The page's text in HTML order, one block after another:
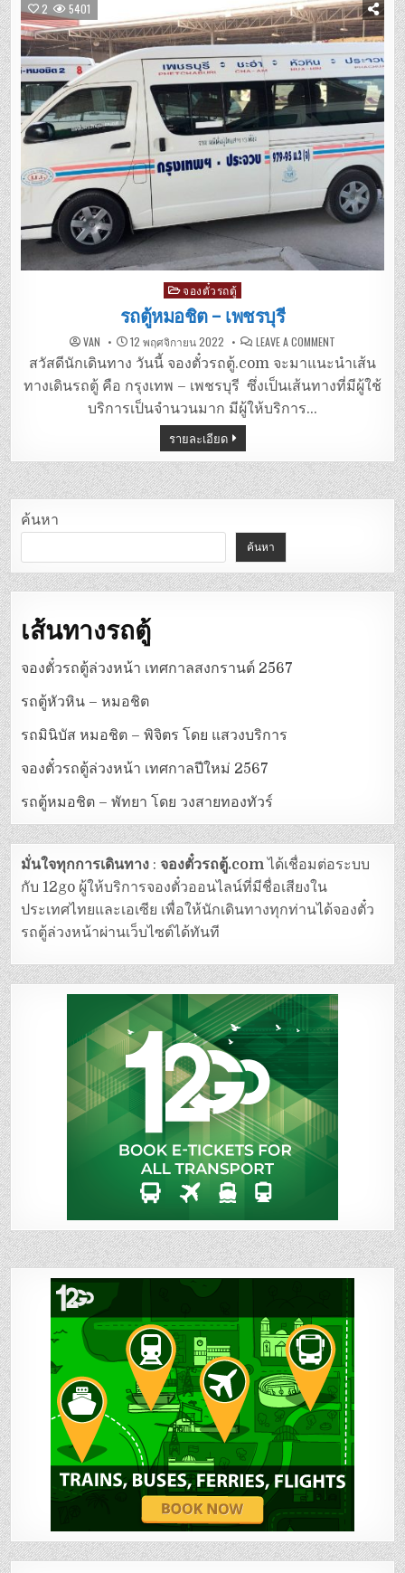
2 5401
Posted
in
จองตั๋วรถตู้
รถตู้หมอชิต – เพชรบุรี
VAN 12 พฤศจิกายน 2022 LEAVE A COMMENT
ตู้
หมอชิต
–
เพชรบุรี
สวัสดีนักเดินทาง วันนี้ จองตั๋วรถตู้.com จะมาแนะนำเส้น
ทางเดินรถตู้ คือ กรุงเทพ – เพชรบุรี ซึ่งเป็นเส้นทางที่มีผู้ใช้
บริการเป็นจำนวนมาก มีผู้ให้บริการ…
รายละเอียด
ค้นหา
ค้นหา
เส้นทางรถตู้
จองตั๋วรถตู้ล่วงหน้า เทศกาลสงกรานต์ 2567
รถตู้หัวหิน – หมอชิต
รถมินิบัส หมอชิต – พิจิตร โดย แสวงบริการ
จองตั๋วรถตู้ล่วงหน้า เทศกาลปีใหม่ 2567
รถตู้หมอชิต – พัทยา โดย วงสายทองทัวร์
มั่นใจทุกการเดินทาง :จองตั๋วรถตู้.comได้เชื่อมต่อระบบ
กับ 12go ผู้ให้บริการจองตั๋วออนไลน์ที่มีชื่อเสียงใน
ประเทศไทยและเอเซีย เพื่อให้นักเดินทางทุกท่านได้จองตั๋ว
รถตู้ล่วงหน้าผ่านเว็บไซต์ได้ทันที